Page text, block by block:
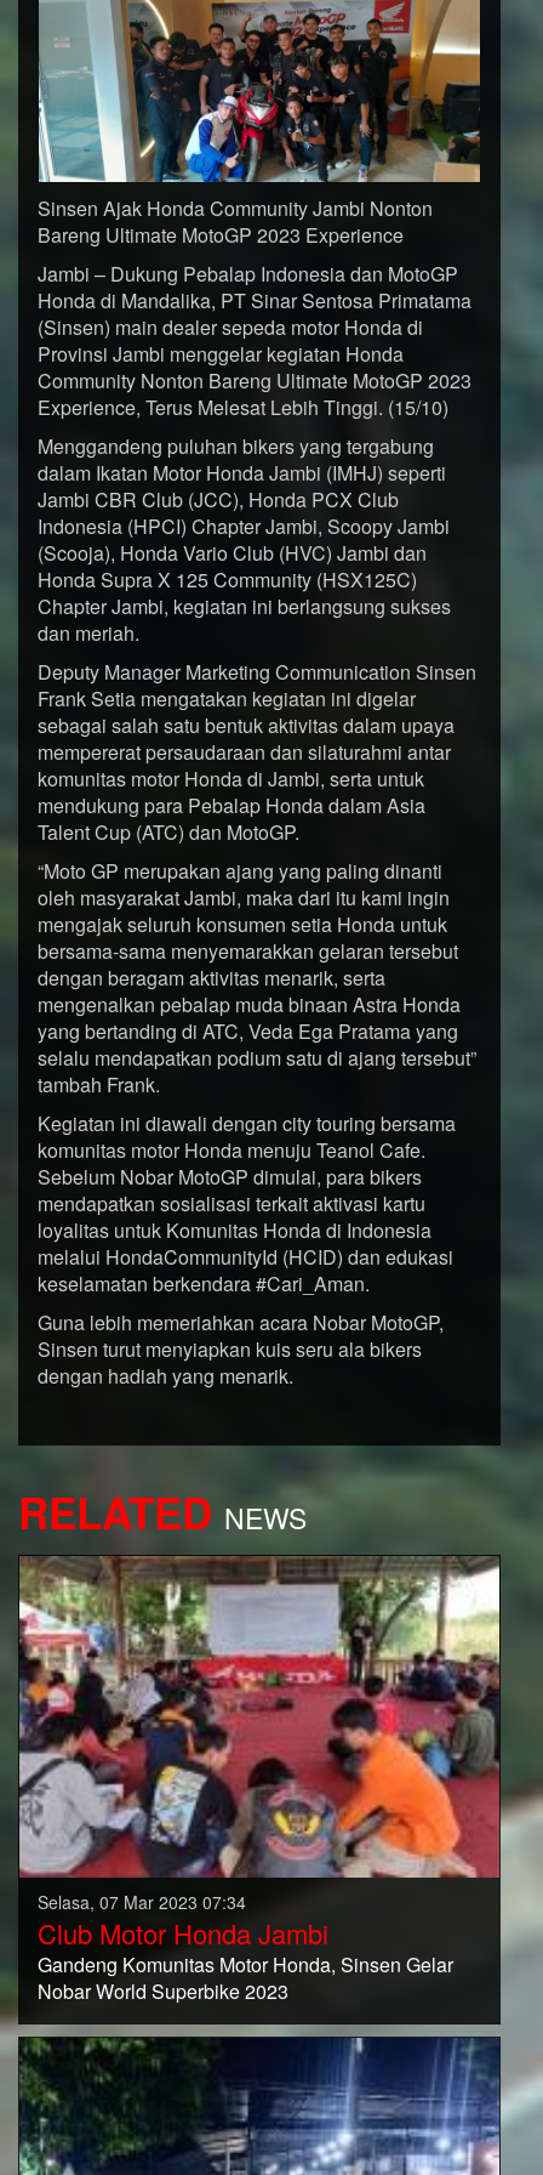
Sinsen Ajak Honda Community Jambi Nonton
Bareng Ultimate MotoGP 2023 Experience
Jambi – Dukung Pebalap Indonesia dan MotoGP
Honda di Mandalika, PT Sinar Sentosa Primatama
(Sinsen) main dealer sepeda motor Honda di
Provinsi Jambi menggelar kegiatan Honda
Community Nonton Bareng Ultimate MotoGP 2023
Experience, Terus Melesat Lebih Tinggi. (15/10)
Menggandeng puluhan bikers yang tergabung
dalam Ikatan Motor Honda Jambi (IMHJ) seperti
Jambi CBR Club (JCC), Honda PCX Club
Indonesia (HPCI) Chapter Jambi, Scoopy Jambi
(Scooja), Honda Vario Club (HVC) Jambi dan
Honda Supra X 125 Community (HSX125C)
Chapter Jambi, kegiatan ini berlangsung sukses
dan meriah.
Deputy Manager Marketing Communication Sinsen
Frank Setia mengatakan kegiatan ini digelar
sebagai salah satu bentuk aktivitas dalam upaya
mempererat persaudaraan dan silaturahmi antar
komunitas motor Honda di Jambi, serta untuk
mendukung para Pebalap Honda dalam Asia
Talent Cup (ATC) dan MotoGP.
“Moto GP merupakan ajang yang paling dinanti
oleh masyarakat Jambi, maka dari itu kami ingin
mengajak seluruh konsumen setia Honda untuk
bersama-sama menyemarakkan gelaran tersebut
dengan beragam aktivitas menarik, serta
mengenalkan pebalap muda binaan Astra Honda
yang bertanding di ATC, Veda Ega Pratama yang
selalu mendapatkan podium satu di ajang tersebut”
tambah Frank.
Kegiatan ini diawali dengan city touring bersama
komunitas motor Honda menuju Teanol Cafe.
Sebelum Nobar MotoGP dimulai, para bikers
mendapatkan sosialisasi terkait aktivasi kartu
loyalitas untuk Komunitas Honda di Indonesia
melalui HondaCommunityId (HCID) dan edukasi
keselamatan berkendara #Cari_Aman.
Guna lebih memeriahkan acara Nobar MotoGP,
Sinsen turut menyiapkan kuis seru ala bikers
dengan hadiah yang menarik.
RELATED NEWS
Selasa, 07 Mar 2023 07:34
Club Motor Honda Jambi
Gandeng Komunitas Motor Honda, Sinsen Gelar
Nobar World Superbike 2023